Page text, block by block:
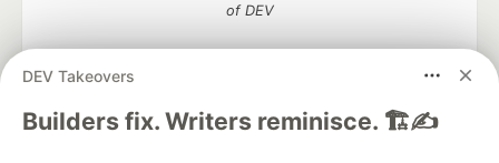
DEV Takeovers
Builders fix. Writers reminisce. 🏗️✍️
of DEV
DEV Community— A space to discuss and keep up software